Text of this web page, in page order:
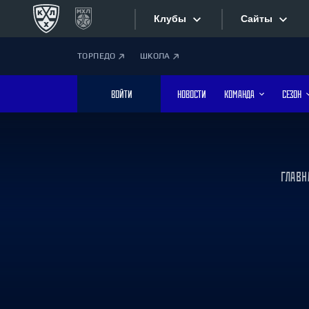
Клубы
Дивизион Боброва
Лада
Сайты
ТОРПЕДО ШКОЛА
ВОЙТИ НОВОСТИ КОМАНДА СЕЗОН